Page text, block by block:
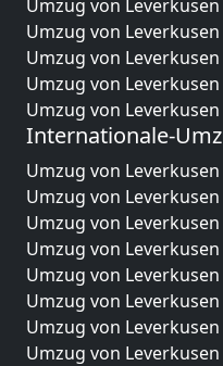
Umzug von
Umzug von
Umzug von
Umzug von
Umzug von
Internationale-
Umzug von
Umzug von
Umzug von
Umzug von
Umzug von
Umzug von
Umzug von
Umzug von Leverkusen